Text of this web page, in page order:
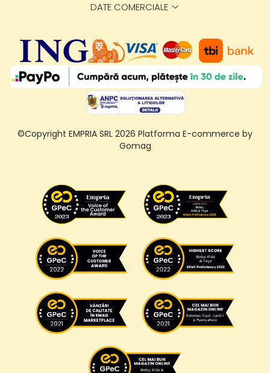
DATE COMERCIALE
©Copyright EMPRIA SRL 2026 Platforma E-commerce by
Gomag